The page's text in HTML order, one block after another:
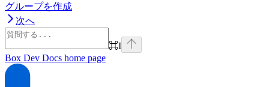
グループを作成
次へ
⌘I
Box Dev Docs home page